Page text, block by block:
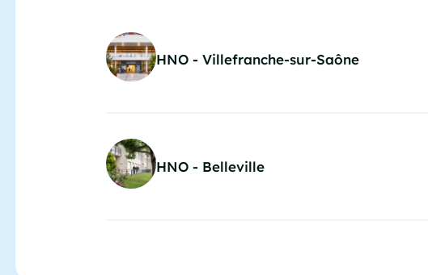
HNO - Villefranche-sur-Saône
HNO - Belleville